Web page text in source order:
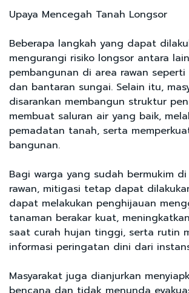
Upaya Mencegah Tanah Longsor
Beberapa langkah yang dapat
mengurangi risiko longsor antara
pembangunan di area rawan
dan bantaran sungai. Selain itu,
disarankan membangun struktur
membuat saluran air yang baik,
pemadatan tanah, serta
bangunan.
Bagi warga yang sudah bermukim di
rawan, mitigasi tetap dapat
dapat melakukan penghijauan
tanaman berakar kuat,
saat curah hujan tinggi, serta rutin
informasi peringatan dini dari
Masyarakat juga dianjurkan